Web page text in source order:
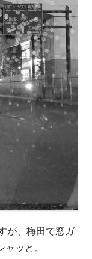
が、梅田で窓ガ
ッと。